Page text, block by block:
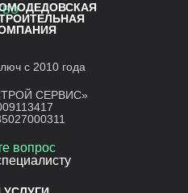
с 2010 года
СЕРВИС»
вопрос